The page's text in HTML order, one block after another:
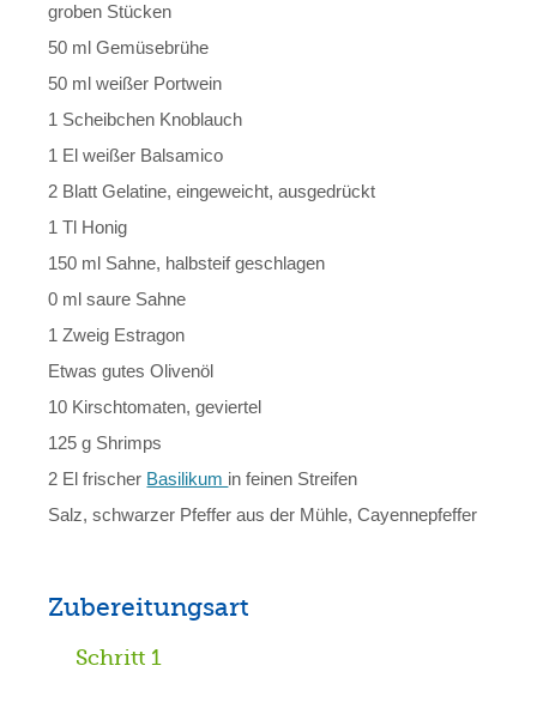
groben Stücken
50 ml Gemüsebrühe
50 ml weißer Portwein
1 Scheibchen Knoblauch
1 El weißer Balsamico
2 Blatt Gelatine, eingeweicht, ausgedrückt
1 Tl Honig
150 ml Sahne, halbsteif geschlagen
0 ml saure Sahne
1 Zweig Estragon
Etwas gutes Olivenöl
10 Kirschtomaten, geviertel
125 g Shrimps
2 El frischer Basilikum in feinen Streifen
Salz, schwarzer Pfeffer aus der Mühle, Cayennepfeffer
Zubereitungsart
Schritt 1